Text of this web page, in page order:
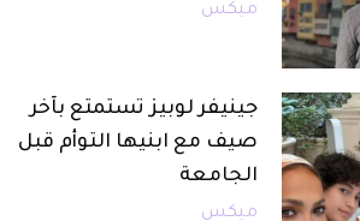
ميكس
جينيفر لوبيز تستمتع بآخر
صيف مع ابنيها التوأم قبل
الجامعة
ميكس